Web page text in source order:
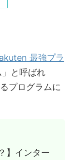
最強プラ
」と呼ばれ
プログラムに
】インター